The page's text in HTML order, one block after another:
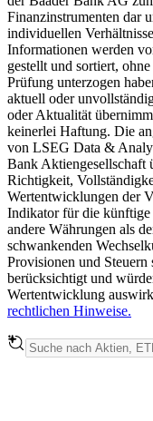
Finanzinstrumenten dar
individuellen
Informationen werden
gestellt und sortiert,
Prüfung unterzogen
aktuell oder
oder Aktualität
keinerlei Haftung. Die
von LSEG Data &
Bank Aktiengesellschaft
Richtigkeit,
Wertentwicklungen der
Indikator für die
andere Währungen als
schwankenden
Provisionen und
berücksichtigt und
Wertentwicklung
rechtlichen Hinweise.